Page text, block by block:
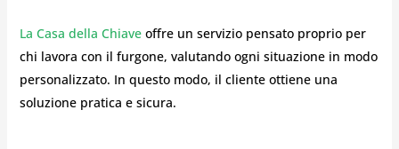
La Casa della Chiaveoffre un servizio pensato proprio per
chi lavora con il furgone, valutando ogni situazione in modo
personalizzato. In questo modo, il cliente ottiene una
soluzione pratica e sicura.